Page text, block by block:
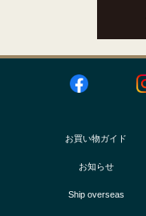
お買い物ガイド
お知らせ
Ship overseas